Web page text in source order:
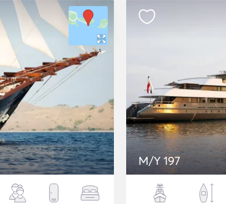
M/Y 197